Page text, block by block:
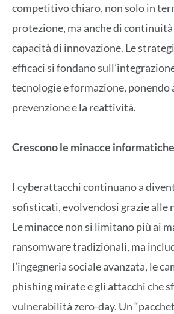
competitivo chiaro, non solo in
protezione, ma anche di
capacità di innovazione. Le
efficaci si fondano
tecnologie e formazione, ponendo
prevenzione e la reattività.
Crescono le minacce informatiche
I cyberattacchi continuano a
sofisticati, evolvendosi grazie alle
Le minacce non si limitano più ai
ransomware tradizionali, ma
l’ingegneria sociale avanzata, le
phishing mirate e gli attacchi che
vulnerabilità zero-day. Un